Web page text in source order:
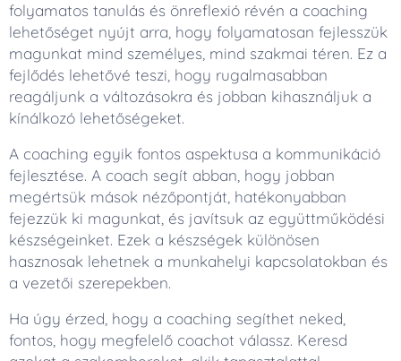
folyamatos tanulás és önreflexió révén a coaching
lehetőséget nyújt arra, hogy folyamatosan fejlesszük
magunkat mind személyes, mind szakmai téren. Ez a
fejlődés lehetővé teszi, hogy rugalmasabban
reagáljunk a változásokra és jobban kihasználjuk a
kínálkozó lehetőségeket.
A coaching egyik fontos aspektusa a kommunikáció
fejlesztése. A coach segít abban, hogy jobban
megértsük mások nézőpontját, hatékonyabban
fejezzük ki magunkat, és javítsuk az együttműködési
készségeinket. Ezek a készségek különösen
hasznosak lehetnek a munkahelyi kapcsolatokban és
a vezetői szerepekben.
Ha úgy érzed, hogy a coaching segíthet neked,
fontos, hogy megfelelő coachot válassz. Keresd